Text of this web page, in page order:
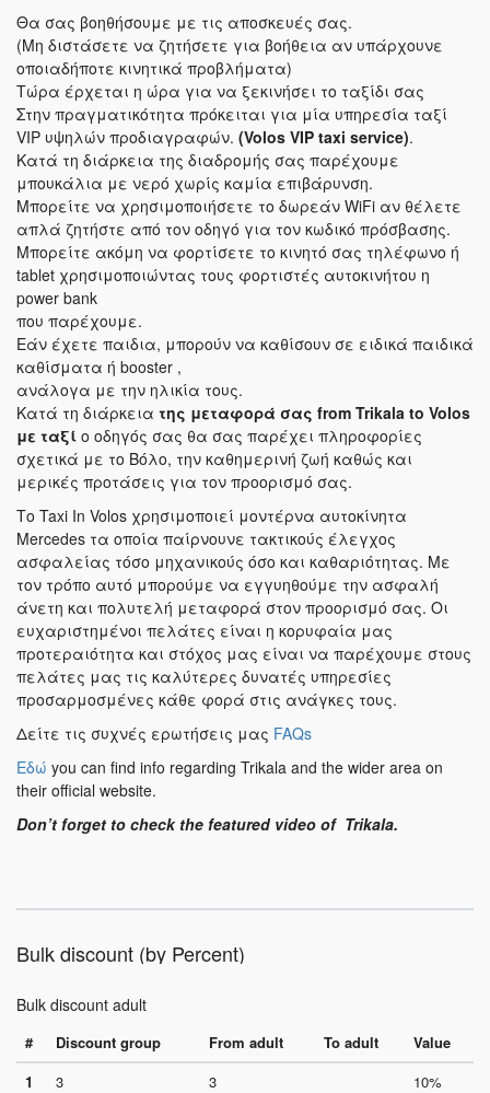
Θα σας βοηθήσουμε με τις αποσκευές σας.
(Μη διστάσετε να ζητήσετε για βοήθεια αν υπάρχουνε
οποιαδήποτε κινητικά προβλήματα)
Τώρα έρχεται η ώρα για να ξεκινήσει το ταξίδι σας
Στην πραγματικότητα πρόκειται για μία υπηρεσία ταξί
VIP υψηλών προδιαγραφών. (Volos VIP taxi service).
Κατά τη διάρκεια της διαδρομής σας παρέχουμε
μπουκάλια με νερό χωρίς καμία επιβάρυνση.
Μπορείτε να χρησιμοποιήσετε το δωρεάν WiFi αν θέλετε
απλά ζητήστε από τον οδηγό για τον κωδικό πρόσβασης.
Μπορείτε ακόμη να φορτίσετε το κινητό σας τηλέφωνο ή
tablet χρησιμοποιώντας τους φορτιστές αυτοκινήτου η
power bank
που παρέχουμε.
Εάν έχετε παιδια, μπορούν να καθίσουν σε ειδικά παιδικά
καθίσματα ή booster ,
ανάλογα με την ηλικία τους.
Κατά τη διάρκεια της μεταφορά σας from Trikala to Volos
με ταξί ο οδηγός σας θα σας παρέχει πληροφορίες
σχετικά με το Βόλο, την καθημερινή ζωή καθώς και
μερικές προτάσεις για τον προορισμό σας.
Το Taxi In Volos χρησιμοποιεί μοντέρνα αυτοκίνητα
Mercedes τα οποία παίρνουνε τακτικούς έλεγχος
ασφαλείας τόσο μηχανικούς όσο και καθαριότητας. Με
τον τρόπο αυτό μπορούμε να εγγυηθούμε την ασφαλή
άνετη και πολυτελή μεταφορά στον προορισμό σας. Οι
ευχαριστημένοι πελάτες είναι η κορυφαία μας
προτεραιότητα και στόχος μας είναι να παρέχουμε στους
πελάτες μας τις καλύτερες δυνατές υπηρεσίες
προσαρμοσμένες κάθε φορά στις ανάγκες τους.
Δείτε τις συχνές ερωτήσεις μας FAQs
Εδώ you can find info regarding Trikala and the wider area on
their official website.
Don’t forget to check the featured video of Trikala.
Bulk discount (by Percent)
Bulk discount adult
# Discount group From adult To adult
Value
1
3 3 10%